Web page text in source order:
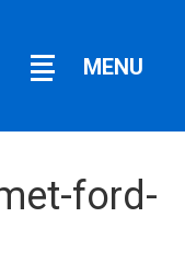
Open
MENU
ford-